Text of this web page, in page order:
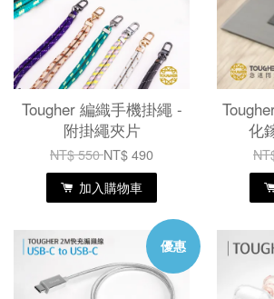
Tougher 編織手機掛繩 -
附掛繩夾片
NT$ 550NT$ 490
加入購物車
化
優惠